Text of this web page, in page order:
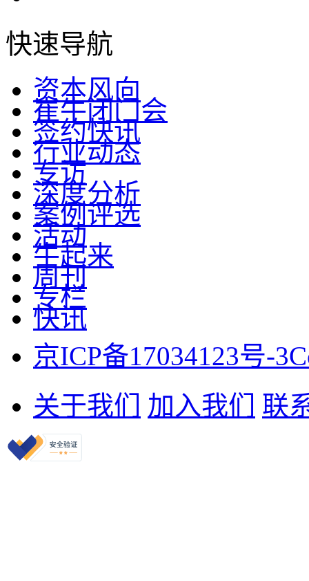
快速导航
资本风向
崔牛闭门会
签约快讯
行业动态
专访
深度分析
案例评选
活动
牛起来
周刊
专栏
快讯
京ICP备17034123号-3
关于我们 加入我们 联